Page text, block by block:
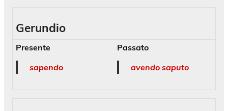
Gerundio
Presente
sapendo
Passato
avendo saputo